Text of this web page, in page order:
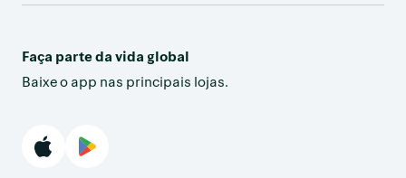
Faça parte da vida global
Baixe o app nas principais lojas.